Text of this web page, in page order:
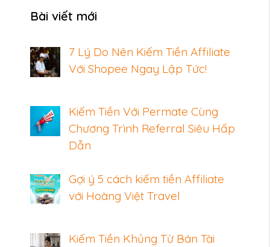
Bài viết mới
7 Lý Do Nên Kiếm Tiền Affiliate
Với Shopee Ngay Lập Tức!
Kiếm Tiền Với Permate Cùng
Chương Trình Referral Siêu Hấp
Dẫn
Gợi ý 5 cách kiếm tiền Affiliate
với Hoàng Việt Travel
Kiếm Tiền Khủng Từ Bán Tài